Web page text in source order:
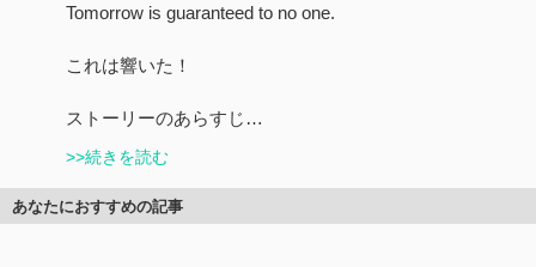
Tomorrow is guaranteed to no one.
これは響いた！
ストーリーのあらすじ…
>>続きを読む
あなたにおすすめの記事